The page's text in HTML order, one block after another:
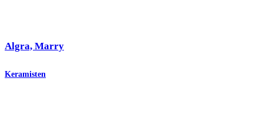
Algra, Marry
Keramisten